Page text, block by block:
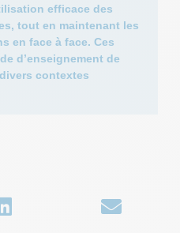
efficace des
tout en maintenant les
en face à face. Ces
d’enseignement de
contextes